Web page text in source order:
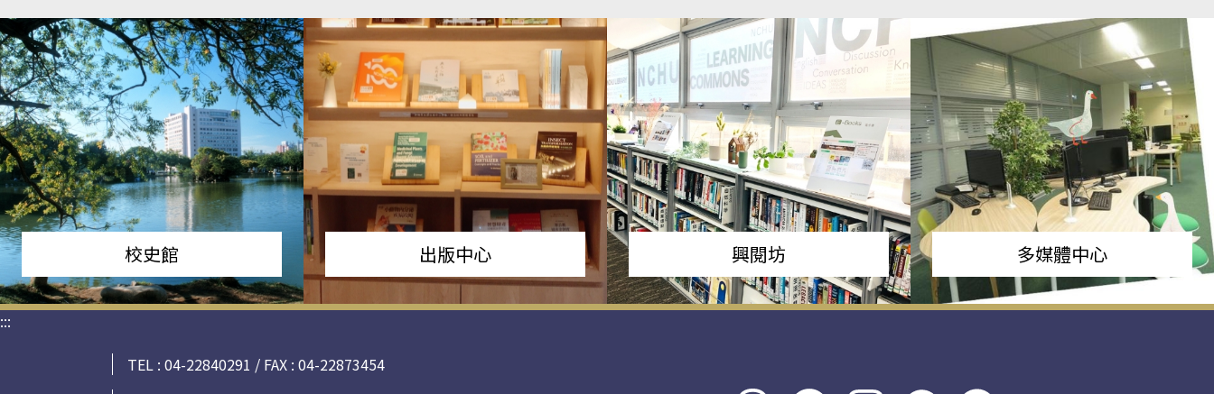
校史館 出版中心 興閱坊 多媒體中心
:::
TEL : 04-22840291 / FAX : 04-22873454